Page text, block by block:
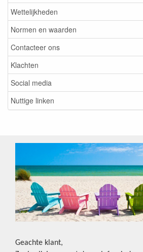
Wettelijkheden
Normen en waarden
Contacteer ons
Klachten
Social media
Nuttige linken
Geachte klant,